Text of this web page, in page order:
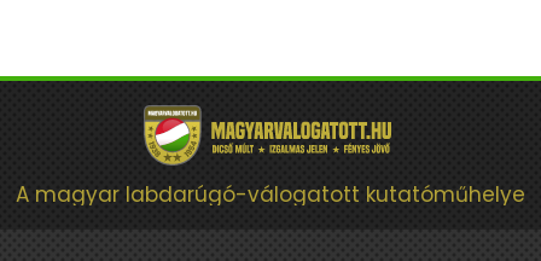
A magyar labdarúgó-válogatott kutatóműhelye